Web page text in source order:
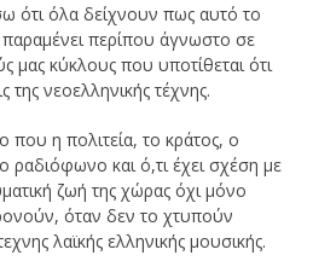
ότι όλα δείχνουν πως αυτό το
περίπου άγνωστο σε
μας κύκλους που υποτίθεται ότι
της νεοελληνικής τέχνης.
που η πολιτεία, το κράτος, ο
ραδιόφωνο και ό,τι έχει σχέση με
ζωή της χώρας όχι μόνο
όταν δεν το χτυπούν
λαϊκής ελληνικής μουσικής.